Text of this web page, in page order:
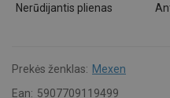
Nerūdijantis plienas
Prekės ženklas: Mexen
Ean: 5907709119499